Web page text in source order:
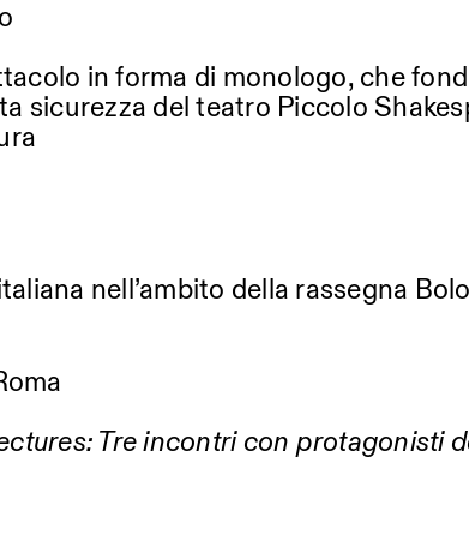
in forma di monologo, che
sicurezza del teatro Piccolo
nell’ambito della rassegna
Tre incontri con protagonisti